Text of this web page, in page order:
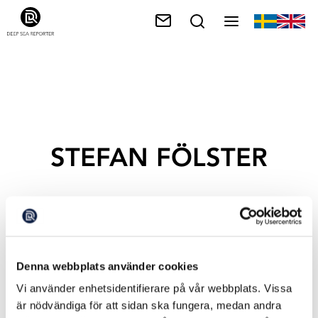
Denna webbplats använder cookies
Vi använder enhetsidentifierare på vår webbplats. Vissa
är nödvändiga för att sidan ska fungera, medan andra
STEFAN FÖLSTER